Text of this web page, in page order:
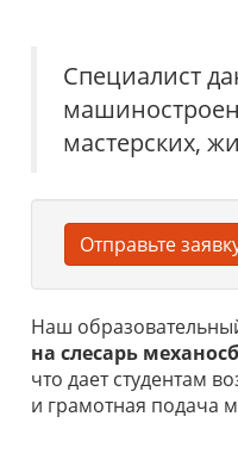
Специалист
мастерских,
Отправьте
Наш
на слесарь
что дает студентам
и грамотная подача